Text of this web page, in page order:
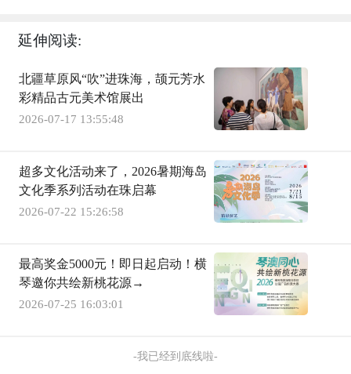
延伸阅读:
北疆草原风“吹”进珠海，颉元芳水
彩精品古元美术馆展出
2026-07-17 13:55:48
超多文化活动来了，2026暑期海岛
文化季系列活动在珠启幕
2026-07-22 15:26:58
最高奖金5000元！即日起启动！横
琴邀你共绘新桃花源→
2026-07-25 16:03:01
-我已经到底线啦-